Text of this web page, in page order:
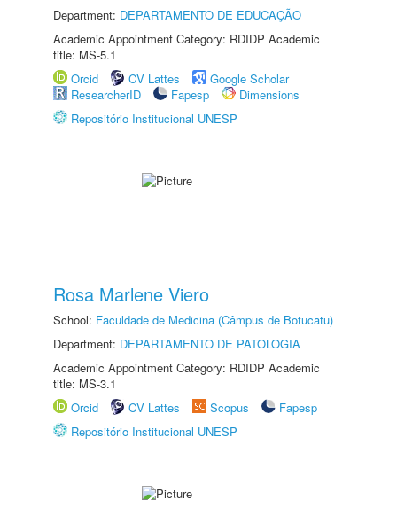
Department: DEPARTAMENTO DE EDUCAÇÃO
Academic Appointment Category: RDIDP Academic
title: MS-5.1
Orcid
CV Lattes
Google Scholar
ResearcherID
Fapesp
Dimensions
Repositório Institucional UNESP
Rosa Marlene Viero
School: Faculdade de Medicina (Câmpus de Botucatu)
Department: DEPARTAMENTO DE PATOLOGIA
Academic Appointment Category: RDIDP Academic
title: MS-3.1
Orcid
CV Lattes Scopus
Fapesp
Repositório Institucional UNESP